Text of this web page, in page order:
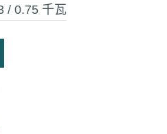
/ 0.75 千瓦